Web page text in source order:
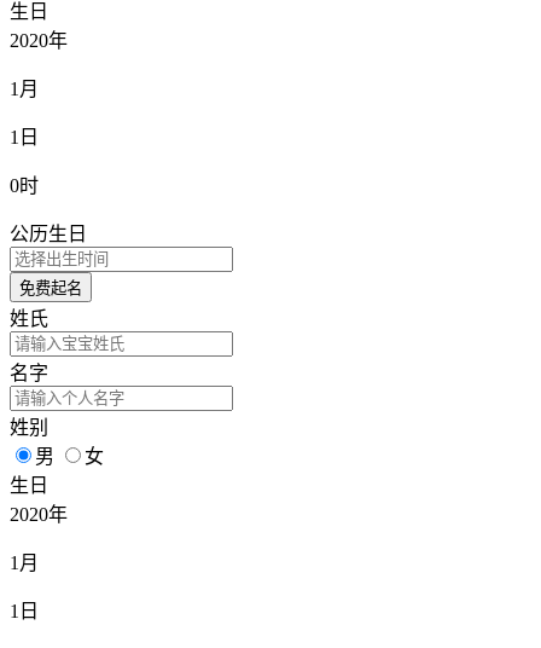
生日
2020年
1月
1日
0时
公历生日
免费起名
姓氏
名字
姓别
男
女
生日
2020年
1月
1日